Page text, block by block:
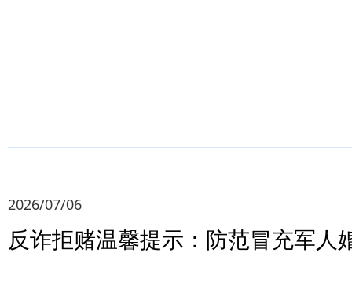
2026/07/06
反诈拒赌温馨提示：防范冒充军人